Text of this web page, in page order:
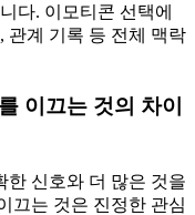
다. 이모티콘 선택에
관계 기록 등 전체 맥락
이끄는 것의 차이
한 신호와 더 많은 것을
끄는 것은 진정한 관심